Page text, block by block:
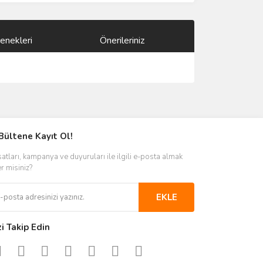
Önerileriniz
Kayıt Ol!
kampanya ve duyuruları ile ilgili e-posta almak
misiniz?
EKLE
Takip Edin